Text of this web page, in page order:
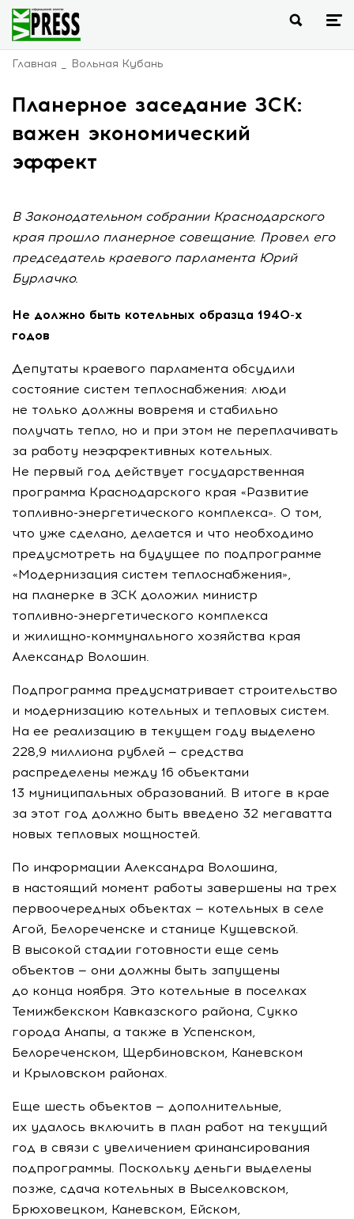
Главная Вольная Кубань
Планерное заседание ЗСК:
важен экономический
эффект
В Законодательном собрании Краснодарского
края прошло планерное совещание. Провел его
председатель краевого парламента Юрий
Бурлачко.
Не должно быть котельных образца 1940-х
годов
Депутаты краевого парламента обсудили
состояние систем теплоснабжения: люди
не только должны вовремя и стабильно
получать тепло, но и при этом не переплачивать
за работу неэффективных котельных.
Не первый год действует государственная
программа Краснодарского края «Развитие
топливно-энергетического комплекса». О том,
что уже сделано, делается и что необходимо
предусмотреть на будущее по подпрограмме
«Модернизация систем теплоснабжения»,
на планерке в ЗСК доложил министр
топливно-энергетического комплекса
и жилищно-коммунального хозяйства края
Александр Волошин.
Подпрограмма предусматривает строительство
и модернизацию котельных и тепловых систем.
На ее реализацию в текущем году выделено
228,9 миллиона рублей — средства
распределены между 16 объектами
13 муниципальных образований. В итоге в крае
за этот год должно быть введено 32 мегаватта
новых тепловых мощностей.
По информации Александра Волошина,
в настоящий момент работы завершены на трех
первоочередных объектах — котельных в селе
Агой, Белореченске и станице Кущевской.
В высокой стадии готовности еще семь
объектов — они должны быть запущены
до конца ноября. Это котельные в поселках
Темижбекском Кавказского района, Сукко
города Анапы, а также в Успенском,
Белореченском, Щербиновском, Каневском
и Крыловском районах.
Еще шесть объектов — дополнительные,
их удалось включить в план работ на текущий
год в связи с увеличением финансирования
подпрограммы. Поскольку деньги выделены
позже, сдача котельных в Выселковском,
Брюховецком, Каневском, Ейском,